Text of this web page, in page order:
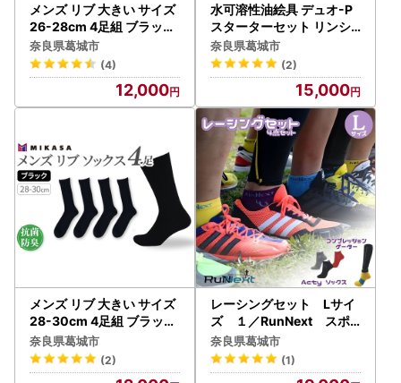
メンズ リブ 大きい サイズ
26-28cm 4足組 ブラック
／ 日本製 抗菌 防臭 紳士
靴下 ソックス ビジネス カ
ジュアル SEKマーク 取得
ふるさと納税 奈良県 葛城
市【mika026】
奈良県葛城市
(4)
12,000
水可溶性油絵具 デュオ-P
スターターセット リンシ
ードオイル付【holb001
】
奈良県葛城市
(2)
15,000
メンズ リブ 大きい サイズ
28-30cm 4足組 ブラック
／ 日本製 抗菌 防臭 紳士
靴下 ソックス ビジネス カ
ジュアル SEKマーク 取得
奈良県葛城市
(2)
レーシングセット Lサイ
ズ １／RunNext スポ
ーツ用 ソックス 靴下
ゲーター ランニング 奈
良県 葛城市【next004
奈良県葛城市
(1)